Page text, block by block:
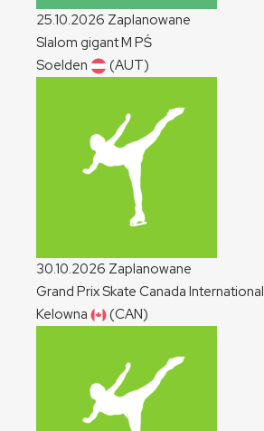
25.10.2026 Zaplanowane
Slalom gigantM PŚ
Soelden
(AUT)
30.10.2026 Zaplanowane
Grand Prix Skate Canada International
Kelowna
(CAN)